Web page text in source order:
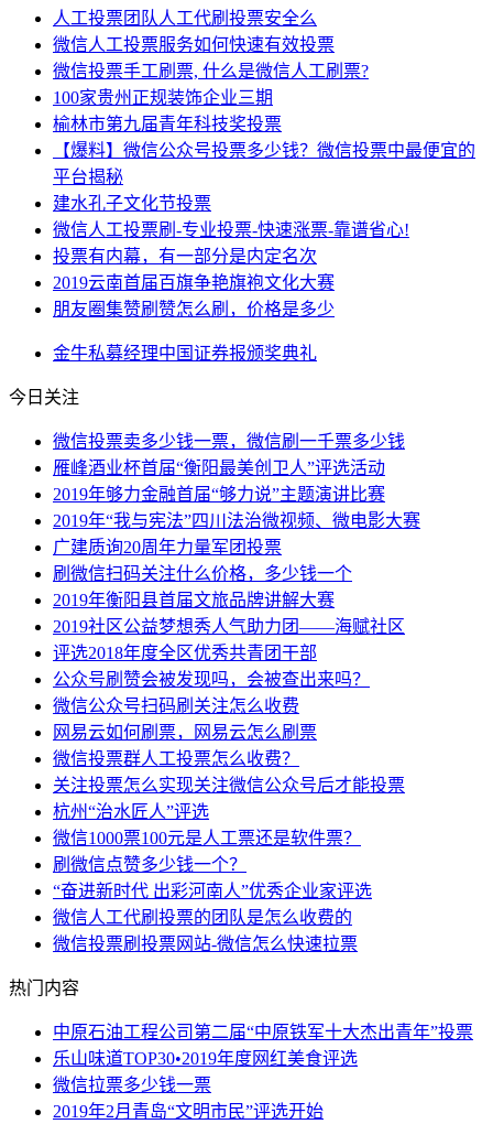
人工投票团队人工代刷投票安全么
微信人工投票服务如何快速有效投票
微信投票手工刷票, 什么是微信人工刷票?
100家贵州正规装饰企业三期
榆林市第九届青年科技奖投票
【爆料】微信公众号投票多少钱？微信投票中最便宜的
平台揭秘
建水孔子文化节投票
微信人工投票刷-专业投票-快速涨票-靠谱省心!
​投票有内幕，有一部分是内定名次
2019云南首届百旗争艳旗袍文化大赛
朋友圈集赞刷赞怎么刷，价格是多少
金牛私募经理中国证券报颁奖典礼
今日关注
微信投票卖多少钱一票，微信刷一千票多少钱
雁峰酒业杯首届“衡阳最美创卫人”评选活动
2019年够力金融首届“够力说”主题演讲比赛
2019年“我与宪法”四川法治微视频、微电影大赛
广建质询20周年力量军团投票
刷微信扫码关注什么价格，多少钱一个
2019年衡阳县首届文旅品牌讲解大赛
2019社区公益梦想秀人气助力团——海赋社区
评选2018年度全区优秀共青团干部
公众号刷赞会被发现吗，会被查出来吗？
微信公众号扫码刷关注怎么收费
网易云如何刷票，网易云怎么刷票
微信投票群人工投票怎么收费？
关注投票怎么实现关注微信公众号后才能投票
杭州“治水匠人”评选
微信1000票100元是人工票还是软件票？
刷微信点赞多少钱一个？
“奋进新时代 出彩河南人”优秀企业家评选
微信人工代刷投票的团队是怎么收费的
微信投票刷投票网站-微信怎么快速拉票
热门内容
中原石油工程公司第二届“中原铁军十大杰出青年”投票
乐山味道TOP30•2019年度网红美食评选
微信拉票多少钱一票
2019年2月青岛“文明市民”评选开始